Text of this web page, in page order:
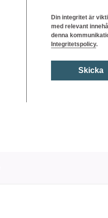
Din integritet är
med relevant
denna
Integritetspolicy.